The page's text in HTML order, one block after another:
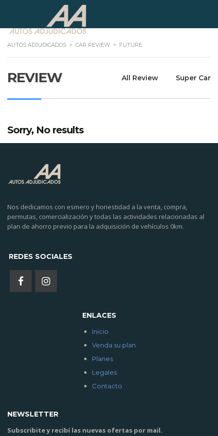
AUTOS ADJUDICADOS > CAR REVIEW > FUTURE
REVIEW All Review Super Car
Sorry, No results
Nos dedicamos con esmero y honestidad a la venta, compra,
permutas, comercialización y todas las actividades relacionadas al
plan de ahorro previo para la adquisición de vehículos 0km.
REDES SOCIALES
ENLACES
Inicio
Venda su plan
Planes
Legales
Contacto
NEWSLETTER
Subscribite y recibí las nuevas ofertas por mail.